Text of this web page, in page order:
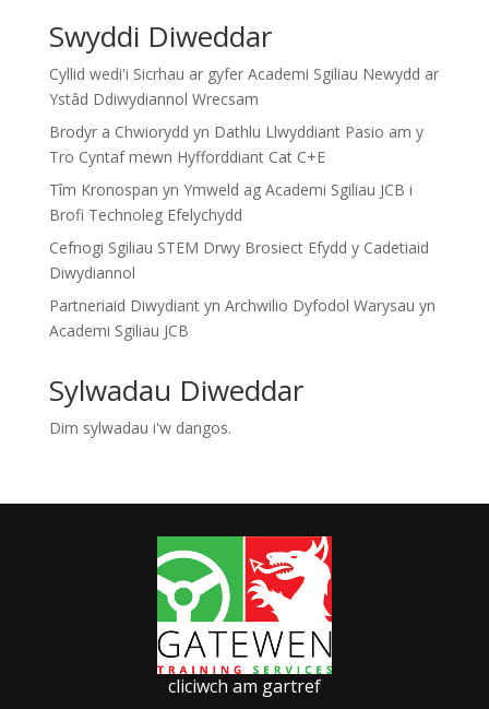
Swyddi Diweddar
Cyllid wedi'i Sicrhau ar gyfer Academi Sgiliau Newydd ar
Ystâd Ddiwydiannol Wrecsam
Brodyr a Chwiorydd yn Dathlu Llwyddiant Pasio am y
Tro Cyntaf mewn Hyfforddiant Cat C+E
Tîm Kronospan yn Ymweld ag Academi Sgiliau JCB i
Brofi Technoleg Efelychydd
Cefnogi Sgiliau STEM Drwy Brosiect Efydd y Cadetiaid
Diwydiannol
Partneriaid Diwydiant yn Archwilio Dyfodol Warysau yn
Academi Sgiliau JCB
Sylwadau Diweddar
Dim sylwadau i'w dangos.
cliciwch am gartref